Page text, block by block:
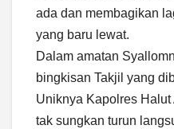
ada dan membagikan
yang baru lewat.
Dalam amatan
bingkisan Takjil yang
Uniknya Kapolres
tak sungkan turun